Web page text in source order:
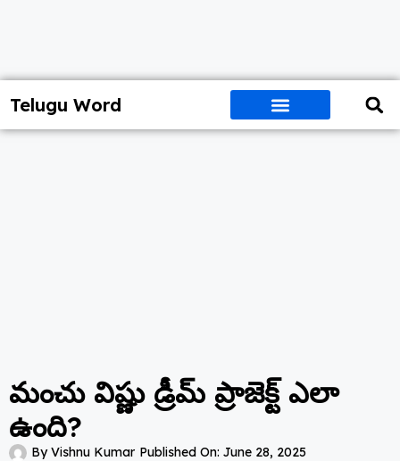
Telugu Word
మంచు విష్ణు డ్రీమ్ ప్రాజెక్ట్ ఎలా
ఉంది?
ByVishnu Kumar Published On: June 28, 2025